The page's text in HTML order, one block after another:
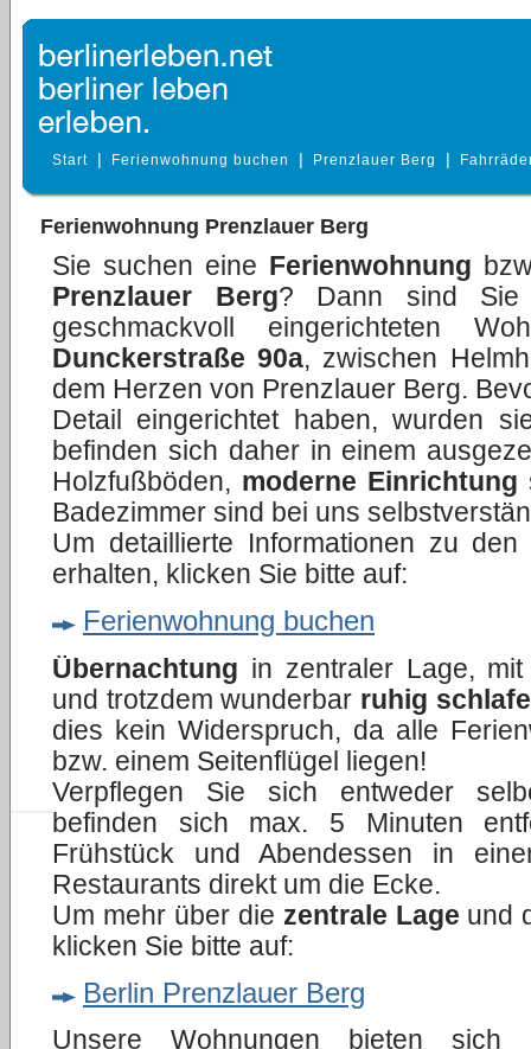
Start | Ferienwohnung buchen | Prenzlauer Berg |
Ferienwohnung Prenzlauer Berg
Sie suchen eine Ferienwohnung
Prenzlauer Berg? Dann sind Sie
geschmackvoll eingerichteten
Dunckerstraße 90a, zwischen
dem Herzen von Prenzlauer Berg.
Detail eingerichtet haben, wurden
befinden sich daher in einem
Holzfußböden, moderne Einrichtung
Badezimmer sind bei uns
Um detaillierte Informationen zu
erhalten, klicken Sie bitte auf:
Ferienwohnung buchen
Übernachtung in zentraler Lage,
und trotzdem wunderbar ruhig
dies kein Widerspruch, da alle
bzw. einem Seitenflügel liegen!
Verpflegen Sie sich entweder
befinden sich max. 5 Minuten
Frühstück und Abendessen in
Restaurants direkt um die Ecke.
Um mehr über die zentrale Lage und
klicken Sie bitte auf:
Berlin Prenzlauer Berg
Unsere Wohnungen bieten